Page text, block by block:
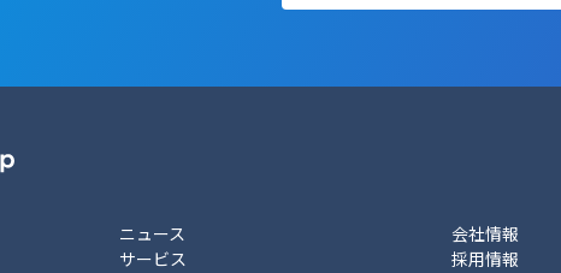
ニュース
サービス
会社情報
採用情報